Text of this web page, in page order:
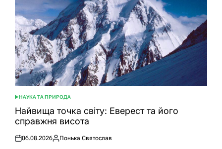
ОПУБЛІКУВАТИ
У
НАУКА ТА ПРИРОДА
Найвища точка світу: Еверест та його
справжня висота
Оприлюднено
06.08.2026
Опубліковано
Понька Святослав